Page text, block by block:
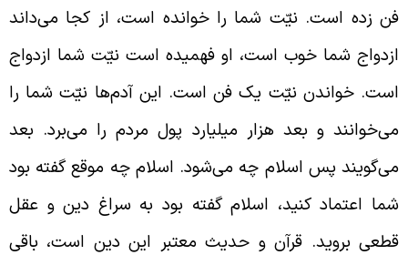
زده است. نیّت شما را خوانده است، از کجا می‌داند
شما خوب است، او فهمیده است نیّت شما ازدواج
خواندن نیّت یک فن است. این آدم‌ها نیّت شما را
و بعد هزار میلیارد پول مردم را می‌برد. بعد
پس اسلام چه می‌شود. اسلام چه موقع گفته بود
اعتماد کنید، اسلام گفته بود به سراغ دین و عقل
بروید. قرآن و حدیث معتبر این دین است، باقی